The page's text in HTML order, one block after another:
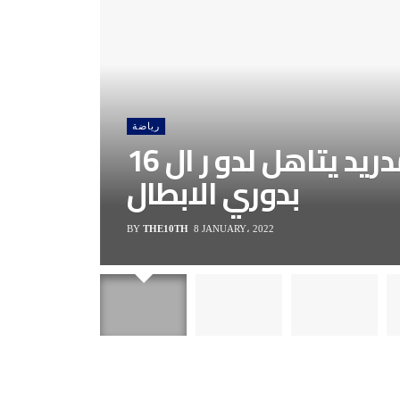
رياضة
اتليتكو مدريد يتاهل لدو ر ال 16
بدوري الابطال
BY THE10TH 8 JANUARY، 2022